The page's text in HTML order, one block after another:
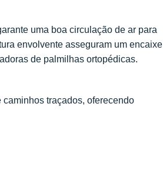
uma boa circulação de ar para
envolvente asseguram um encaixe
de palmilhas ortopédicas.
traçados, oferecendo